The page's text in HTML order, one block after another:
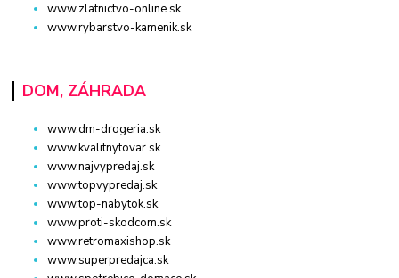
www.zlatnictvo-online.sk
www.rybarstvo-kamenik.sk
DOM, ZÁHRADA
www.dm-drogeria.sk
www.kvalitnytovar.sk
www.najvypredaj.sk
www.topvypredaj.sk
www.top-nabytok.sk
www.proti-skodcom.sk
www.retromaxishop.sk
www.superpredajca.sk